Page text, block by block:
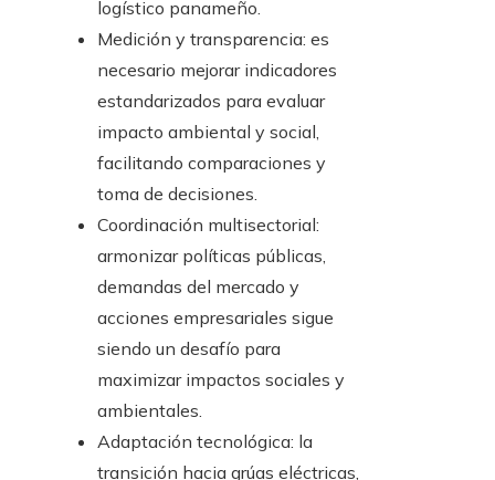
logístico panameño.
Medición y transparencia: es
necesario mejorar indicadores
estandarizados para evaluar
impacto ambiental y social,
facilitando comparaciones y
toma de decisiones.
Coordinación multisectorial:
armonizar políticas públicas,
demandas del mercado y
acciones empresariales sigue
siendo un desafío para
maximizar impactos sociales y
ambientales.
Adaptación tecnológica: la
transición hacia grúas eléctricas,